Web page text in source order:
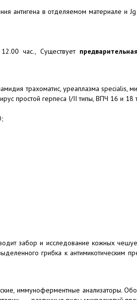
антигена в отделяемом материале и
час., Существует
трахоматис, уреаплазма specialis,
простой герпеса I/II типы, ВПЧ 16 и 18
забор и исследование кожных
грибка к антимикотическим
иммуноферментные анализаторы.